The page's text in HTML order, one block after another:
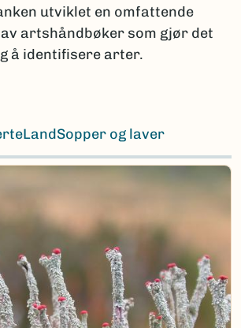
utviklet en omfattende
artshåndbøker som gjør det
å identifisere arter.
LandSopper og laver